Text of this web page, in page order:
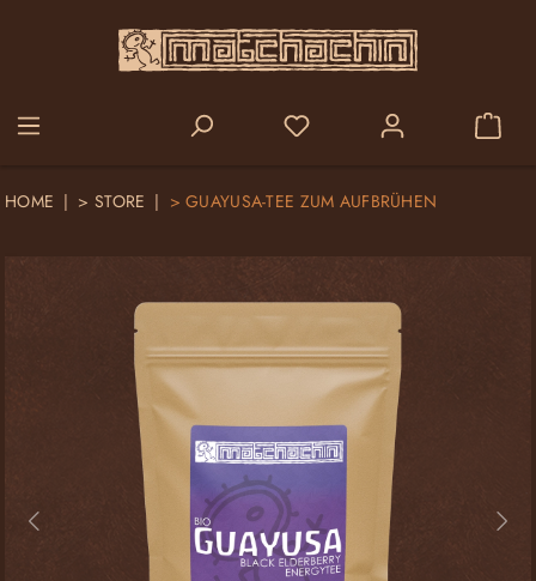
HOME > STORE >GUAYUSA-TEE ZUM AUFBRÜHEN
Bildergalerie überspringen